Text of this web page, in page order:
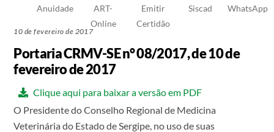
Anuidade
ART-
Online
Emitir
Certidão
Siscad WhatsApp
10 de fevereiro de 2017
Portaria CRMV-SE n° 08/2017, de 10 de
fevereiro de 2017
Clique aqui para baixar a versão em PDF
O Presidente do Conselho Regional de Medicina
Veterinária do Estado de Sergipe, no uso de suas